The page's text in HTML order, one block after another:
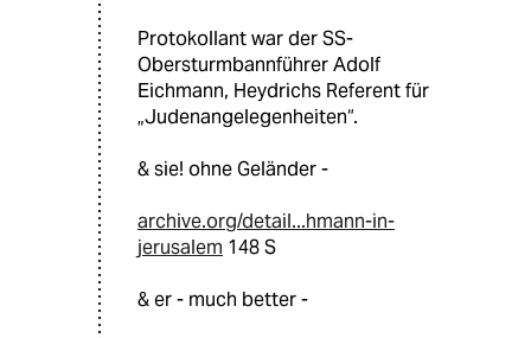
Protokollant war der SS-
Obersturmbannführer Adolf
Eichmann, Heydrichs Referent für
„Judenangelegenheiten“.
& sie! ohne Geländer -
archive.org/detail...hmann-in-
jerusalem 148 S
& er - much better -